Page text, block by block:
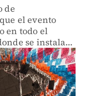
de
el evento
en todo el
se instala